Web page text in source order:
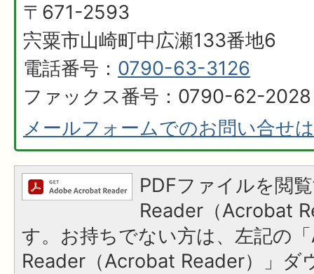
〒671-2593
宍粟市山崎町中広瀬133番地6
電話番号： 0790-63-3126
ファックス番号：0790-62-2028
メールフォームでのお問い合せ
PDFファイルを閲
Reader（Acrobat
す。お持ちでない方は、左記の
Reader（Acrobat Reader）」ダ